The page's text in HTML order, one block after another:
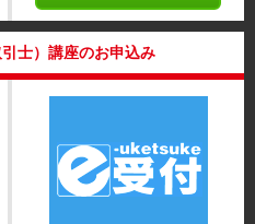
士）講座のお申込み